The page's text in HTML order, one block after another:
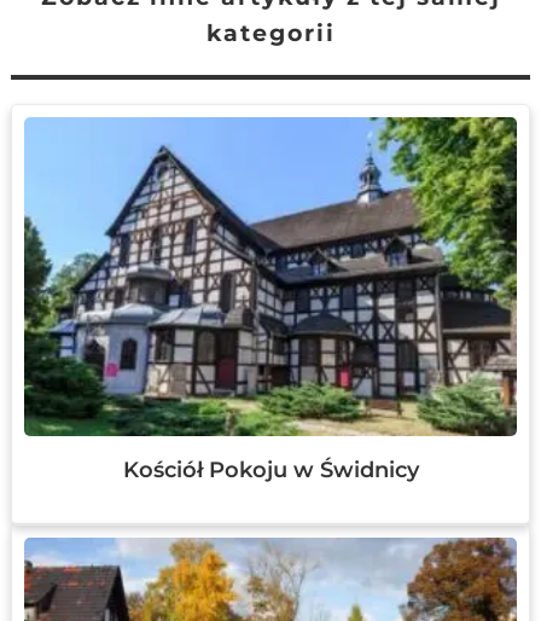
kategorii
Kościół Pokoju w Świdnicy